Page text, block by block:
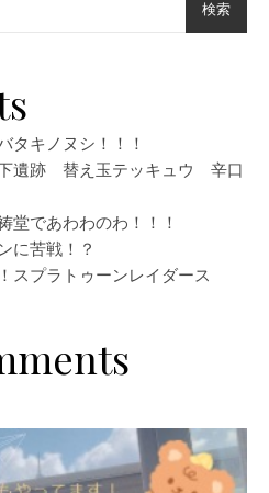
検索
キノヌシ！！！
遺跡 替え玉テッキュウ 辛口
であわわのわ！！！
に苦戦！？
スプラトゥーンレイダース